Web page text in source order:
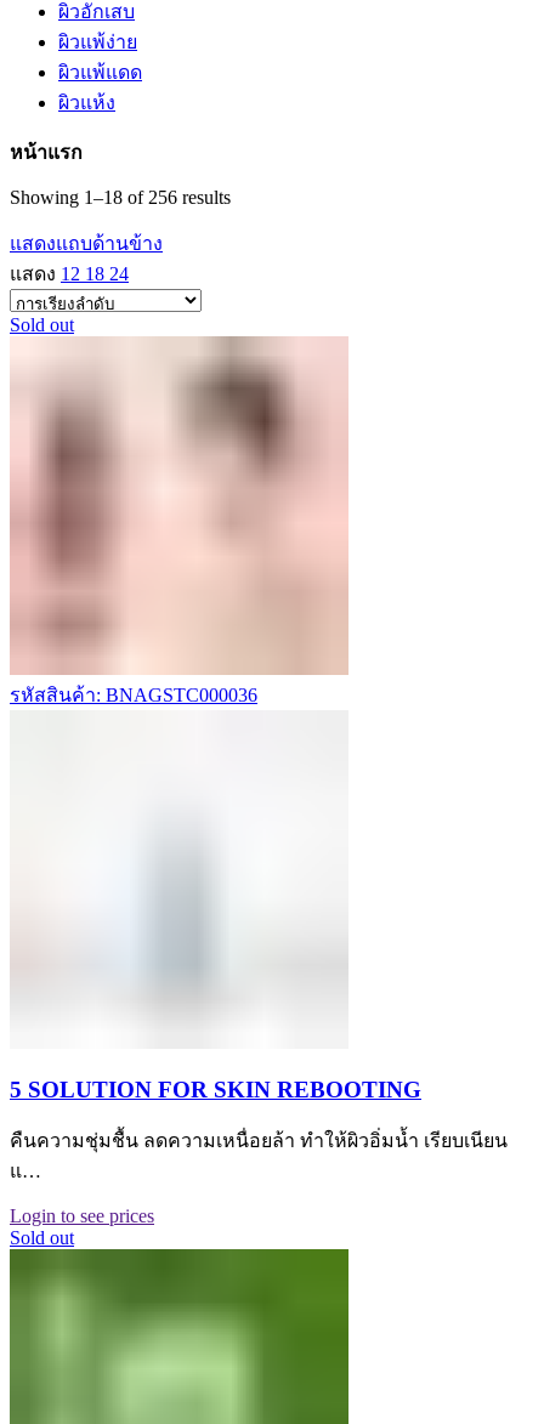
ผิวอักเสบ
ผิวแพ้ง่าย
ผิวแพ้แดด
ผิวแห้ง
หน้าแรก
Showing 1–18 of 256 results
แสดงแถบด้านข้าง
แสดง 12 18 24
Sold out
รหัสสินค้า: BNAGSTC000036
5 SOLUTION FOR SKIN REBOOTING
คืนความชุ่มชื้น ลดความเหนื่อยล้า ทำให้ผิวอิ่มน้ำ เรียบเนียน
แ…
Login to see prices
Sold out